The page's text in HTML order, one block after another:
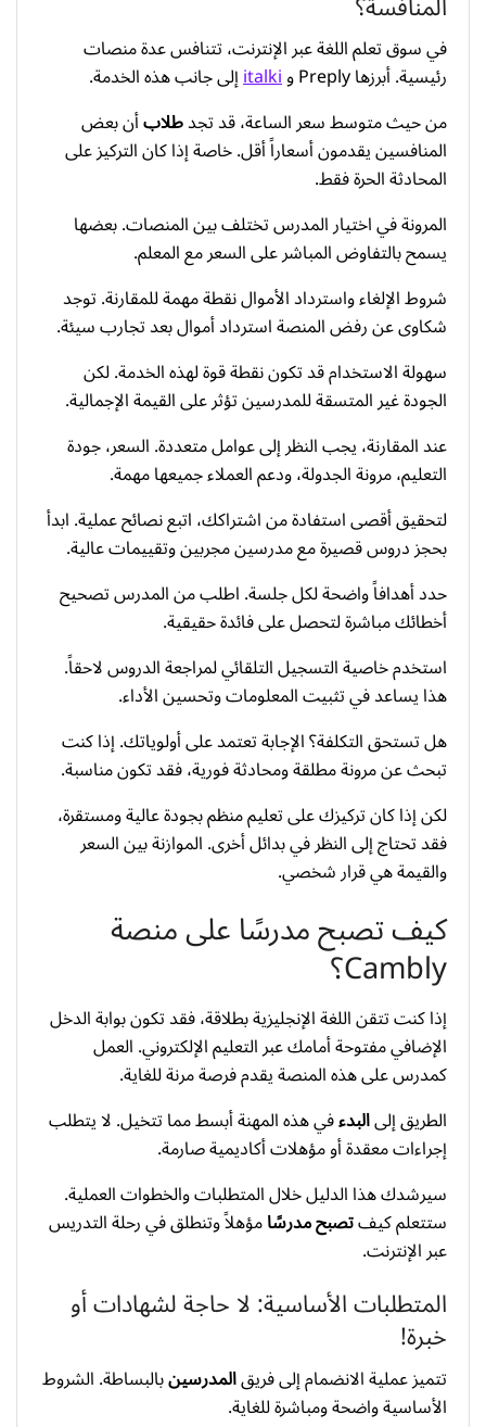
في سوق تعلم اللغة عبر الإنترنت، تتنافس عدة منصات
رئيسية. أبرزها Preply و italkiإلى جانب هذه الخدمة.
من حيث متوسط سعر الساعة، قد تجدطلابأن بعض
المنافسين يقدمون أسعاراً أقل. خاصة إذا كان التركيز على
المحادثة الحرة فقط.
المرونة في اختيار المدرس تختلف بين المنصات. بعضها
يسمح بالتفاوض المباشر على السعر مع المعلم.
شروط الإلغاء واسترداد الأموال نقطة مهمة للمقارنة. توجد
شكاوى عن رفض المنصة استرداد أموال بعد تجارب سيئة.
سهولة الاستخدام قد تكون نقطة قوة لهذه الخدمة. لكن
الجودة غير المتسقة للمدرسين تؤثر على القيمة الإجمالية.
عند المقارنة، يجب النظر إلى عوامل متعددة. السعر، جودة
التعليم، مرونة الجدولة، ودعم العملاء جميعها مهمة.
لتحقيق أقصى استفادة من اشتراكك، اتبع نصائح عملية. ابدأ
بحجز دروس قصيرة مع مدرسين مجربين وتقييمات عالية.
حدد أهدافاً واضحة لكل جلسة. اطلب من المدرس تصحيح
أخطائك مباشرة لتحصل على فائدة حقيقية.
استخدم خاصية التسجيل التلقائي لمراجعة الدروس لاحقاً.
هذا يساعد في تثبيت المعلومات وتحسين الأداء.
هل تستحق التكلفة؟ الإجابة تعتمد على أولوياتك. إذا كنت
تبحث عن مرونة مطلقة ومحادثة فورية، فقد تكون مناسبة.
لكن إذا كان تركيزك على تعليم منظم بجودة عالية ومستقرة،
فقد تحتاج إلى النظر في بدائل أخرى. الموازنة بين السعر
والقيمة هي قرار شخصي.
كيف تصبح مدرسًا على منصة
Cambly؟
إذا كنت تتقن اللغة الإنجليزية بطلاقة، فقد تكون بوابة الدخل
الإضافي مفتوحة أمامك عبر التعليم الإلكتروني. العمل
كمدرس على هذه المنصة يقدم فرصة مرنة للغاية.
الطريق إلىالبدءفي هذه المهنة أبسط مما تتخيل. لا يتطلب
إجراءات معقدة أو مؤهلات أكاديمية صارمة.
سيرشدك هذا الدليل خلال المتطلبات والخطوات العملية.
ستتعلم كيفتصبح مدرسًامؤهلاً وتنطلق في رحلة التدريس
عبر الإنترنت.
المتطلبات الأساسية: لا حاجة لشهادات أو
خبرة!
تتميز عملية الانضمام إلى فريقالمدرسينبالبساطة. الشروط
الأساسية واضحة ومباشرة للغاية.